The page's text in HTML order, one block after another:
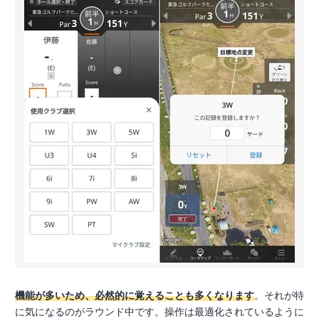
機能が多いため、必然的に覚えることも多くなります。それが特
に気になるのがラウンド中です。操作は最適化されているように